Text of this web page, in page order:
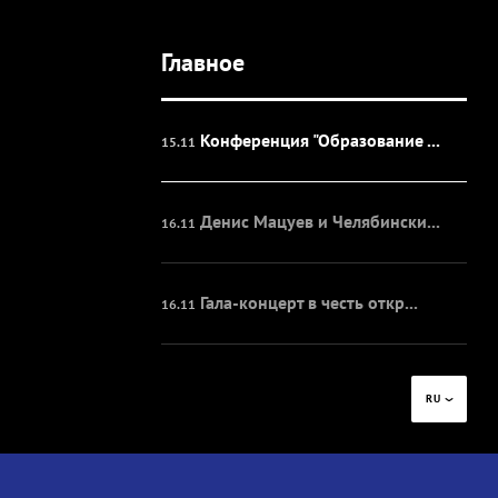
RU
Главное
14.11 Первый день работы Форума
15.11 Конференция "Образование ...
16.11 Денис Мацуев и Челябински...
16.11 Гала-концерт в честь откр...
Гала-концерт III Междунар...